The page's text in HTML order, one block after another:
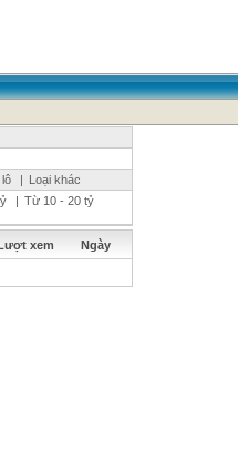
| Loại khác
| Từ 10 - 20 tỷ
xem Ngày